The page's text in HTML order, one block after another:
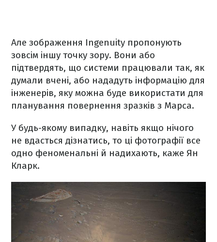
Але зображення Ingenuity пропонують
зовсім іншу точку зору. Вони або
підтвердять, що системи працювали так, як
думали вчені, або нададуть інформацію для
інженерів, яку можна буде використати для
планування повернення зразків з Марса.
У будь-якому випадку, навіть якщо нічого
не вдасться дізнатись, то ці фотографії все
одно феноменальні й надихають, каже Ян
Кларк.